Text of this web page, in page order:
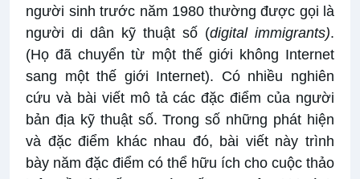
người sinh trước năm 1980 thường được gọi là
người di dân kỹ thuật số (digital immigrants).
(Họ đã chuyển từ một thế giới không Internet
sang một thế giới Internet). Có nhiều nghiên
cứu và bài viết mô tả các đặc điểm của người
bản địa kỹ thuật số. Trong số những phát hiện
và đặc điểm khác nhau đó, bài viết này trình
bày năm đặc điểm có thể hữu ích cho cuộc thảo